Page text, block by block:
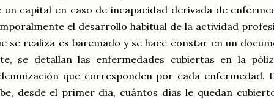
un capital en caso de incapacidad derivada de
el desarrollo habitual de la actividad
se realiza es baremado y se hace constar en un
se detallan las enfermedades cubiertas en la
que corresponden por cada enfermedad.
desde el primer día, cuántos días le quedan